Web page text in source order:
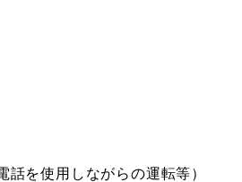
話を使用しながらの運転等）